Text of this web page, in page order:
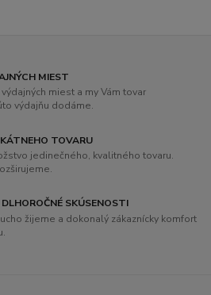
MIEST
miest a my Vám tovar
výdajňu dodáme.
TOVARU
jedinečného, ​​kvalitného tovaru.
SKÚSENOSTI
žijeme a dokonalý zákaznícky komfort